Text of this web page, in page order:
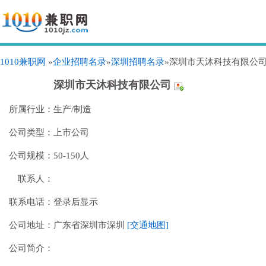
1010兼职网 »企业招聘名录»深圳招聘名录»深圳市天沐科技有限公
深圳市天沐科技有限公司
所属行业： 生产/制造
公司类型： 上市公司
公司规模： 50-150人
联系人：
联系电话： 登录后显示
公司地址： 广东省深圳市深圳 [交通地图]
公司简介：